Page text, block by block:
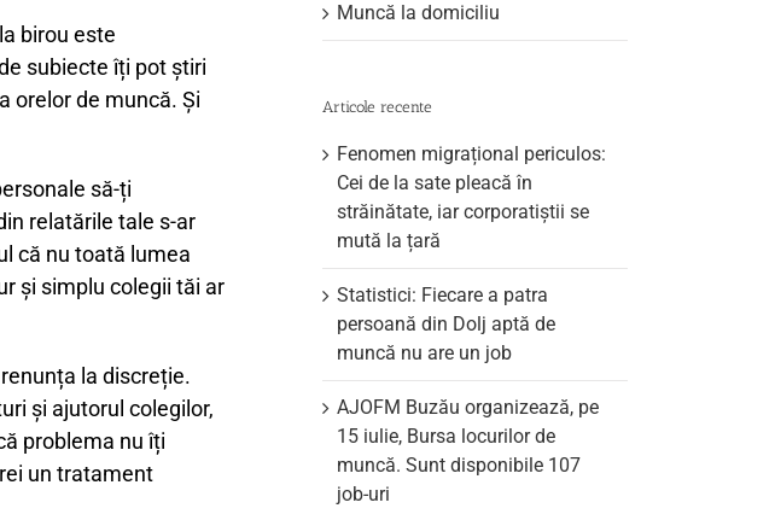
birou este
subiecte îți pot știri
orelor de muncă. Și
să-ți
relatările tale s-ar
că nu toată lumea
și simplu colegii tăi ar
la discreție.
și ajutorul colegilor,
problema nu îți
un tratament
Muncă la domiciliu
Articole recente
Fenomen migrațional periculos:
Cei de la sate pleacă în
străinătate, iar corporatiștii se
mută la țară
Statistici: Fiecare a patra
persoană din Dolj aptă de
muncă nu are un job
AJOFM Buzău organizează, pe
15 iulie, Bursa locurilor de
muncă. Sunt disponibile 107
job-uri